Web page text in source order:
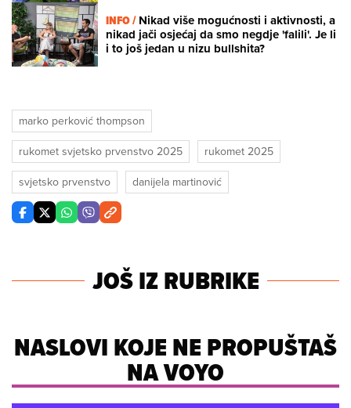
INFO /Nikad više mogućnosti i aktivnosti, a
nikad jači osjećaj da smo negdje 'falili'. Je li
i to još jedan u nizu bullshita?
marko perković thompson
rukomet svjetsko prvenstvo 2025
rukomet 2025
svjetsko prvenstvo
danijela martinović
JOŠ IZ RUBRIKE
NASLOVI KOJE NE PROPUŠTAŠ
NA VOYO